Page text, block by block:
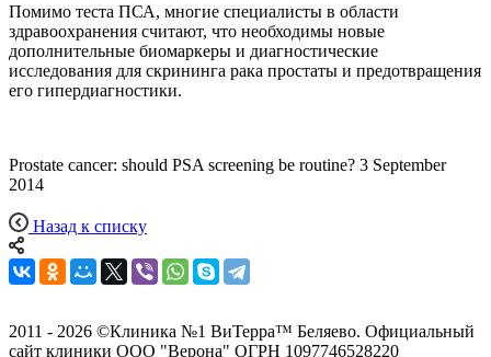
Помимо теста ПСА, многие специалисты в области
здравоохранения считают, что необходимы новые
дополнительные биомаркеры и диагностические
исследования для скрининга рака простаты и предотвращения
его гипердиагностики.
Prostate cancer: should PSA screening be routine? 3 September
2014
Назад к списку
2011 - 2026 ©Клиника №1 ВиТерра™ Беляево. Официальный
сайт клиники ООО "Верона" ОГРН 1097746528220